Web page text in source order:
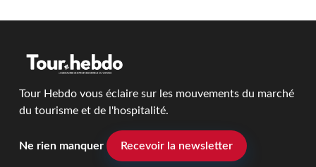
Tour Hebdo vous éclaire sur les mouvements du marché
du tourisme et de l'hospitalité.
Ne rien manquer Recevoir la newsletter